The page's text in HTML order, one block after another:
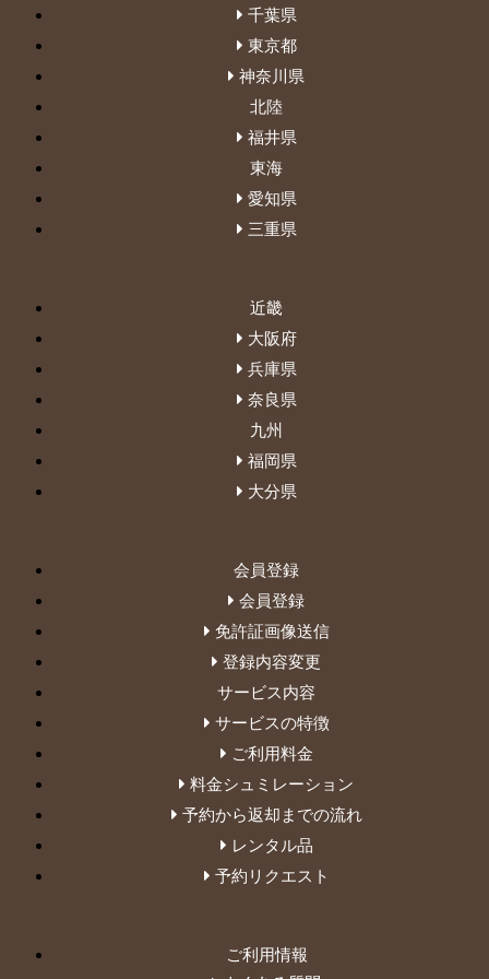
千葉県
東京都
神奈川県
北陸
福井県
東海
愛知県
三重県
近畿
大阪府
兵庫県
奈良県
九州
福岡県
大分県
会員登録
会員登録
免許証画像送信
登録内容変更
サービス内容
サービスの特徴
ご利用料金
料金シュミレーション
予約から返却までの流れ
レンタル品
予約リクエスト
ご利用情報